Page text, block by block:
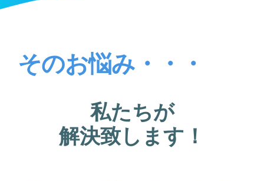
そのお悩み・・・
私たちが
解決致します！